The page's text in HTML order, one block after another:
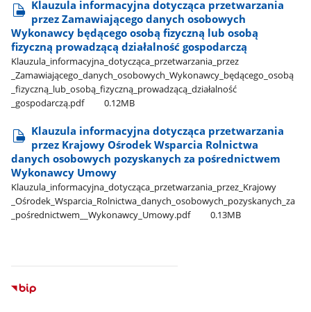
Klauzula informacyjna dotycząca przetwarzania
przez Zamawiającego danych osobowych
Wykonawcy będącego osobą fizyczną lub osobą
fizyczną prowadzącą działalność gospodarczą
Klauzula​_informacyjna​_dotycząca​_przetwarzania​_przez​
_Zamawiającego​_danych​_osobowych​_Wykonawcy​_będącego​_osobą​
_fizyczną​_lub​_osobą​_fizyczną​_prowadzącą​_działalność​
_gospodarczą.pdf
0.12MB
Klauzula informacyjna dotycząca przetwarzania
przez Krajowy Ośrodek Wsparcia Rolnictwa
danych osobowych pozyskanych za pośrednictwem
Wykonawcy Umowy
Klauzula​_informacyjna​_dotycząca​_przetwarzania​_przez​_Krajowy​
_Ośrodek​_Wsparcia​_Rolnictwa​_danych​_osobowych​_pozyskanych​_za​
_pośrednictwem​_​_Wykonawcy​_Umowy.pdf
0.13MB